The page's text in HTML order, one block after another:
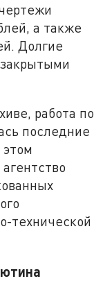
а также
Долгие
работа по
последние
технической